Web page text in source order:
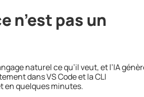
n’est pas un
naturel ce qu’il veut, et l’IA
dans VS Code et la CLI
en quelques minutes.